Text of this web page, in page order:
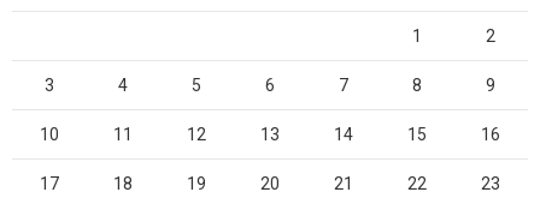
1 2
3 4 5 6 7 8 9
10 11 12 13 14 15 16
17 18 19 20 21 22 23